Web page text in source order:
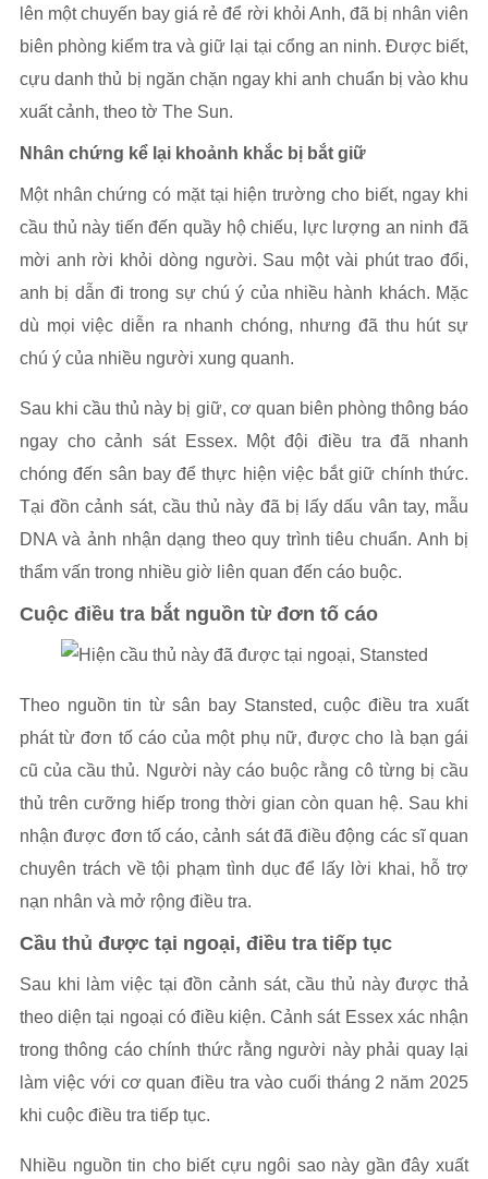
lên một chuyến bay giá rẻ để rời khỏi Anh, đã bị nhân viên
biên phòng kiểm tra và giữ lại tại cổng an ninh. Được biết,
cựu danh thủ bị ngăn chặn ngay khi anh chuẩn bị vào khu
xuất cảnh, theo tờ The Sun.
Nhân chứng kể lại khoảnh khắc bị bắt giữ
Một nhân chứng có mặt tại hiện trường cho biết, ngay khi
cầu thủ này tiến đến quầy hộ chiếu, lực lượng an ninh đã
mời anh rời khỏi dòng người. Sau một vài phút trao đổi,
anh bị dẫn đi trong sự chú ý của nhiều hành khách. Mặc
dù mọi việc diễn ra nhanh chóng, nhưng đã thu hút sự
chú ý của nhiều người xung quanh.
Sau khi cầu thủ này bị giữ, cơ quan biên phòng thông báo
ngay cho cảnh sát Essex. Một đội điều tra đã nhanh
chóng đến sân bay để thực hiện việc bắt giữ chính thức.
Tại đồn cảnh sát, cầu thủ này đã bị lấy dấu vân tay, mẫu
DNA và ảnh nhận dạng theo quy trình tiêu chuẩn. Anh bị
thẩm vấn trong nhiều giờ liên quan đến cáo buộc.
Cuộc điều tra bắt nguồn từ đơn tố cáo
Theo nguồn tin từ sân bay Stansted, cuộc điều tra xuất
phát từ đơn tố cáo của một phụ nữ, được cho là bạn gái
cũ của cầu thủ. Người này cáo buộc rằng cô từng bị cầu
thủ trên cưỡng hiếp trong thời gian còn quan hệ. Sau khi
nhận được đơn tố cáo, cảnh sát đã điều động các sĩ quan
chuyên trách về tội phạm tình dục để lấy lời khai, hỗ trợ
nạn nhân và mở rộng điều tra.
Cầu thủ được tại ngoại, điều tra tiếp tục
Sau khi làm việc tại đồn cảnh sát, cầu thủ này được thả
theo diện tại ngoại có điều kiện. Cảnh sát Essex xác nhận
trong thông cáo chính thức rằng người này phải quay lại
làm việc với cơ quan điều tra vào cuối tháng 2 năm 2025
khi cuộc điều tra tiếp tục.
Nhiều nguồn tin cho biết cựu ngôi sao này gần đây xuất